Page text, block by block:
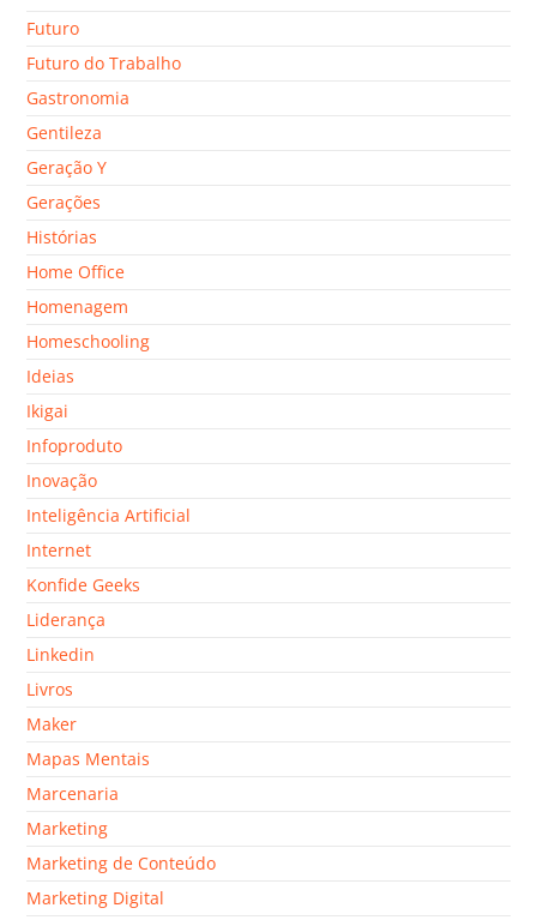
Futuro
Futuro do Trabalho
Gastronomia
Gentileza
Geração Y
Gerações
Histórias
Home Office
Homenagem
Homeschooling
Ideias
Ikigai
Infoproduto
Inovação
Inteligência Artificial
Internet
Konfide Geeks
Liderança
Linkedin
Livros
Maker
Mapas Mentais
Marcenaria
Marketing
Marketing de Conteúdo
Marketing Digital